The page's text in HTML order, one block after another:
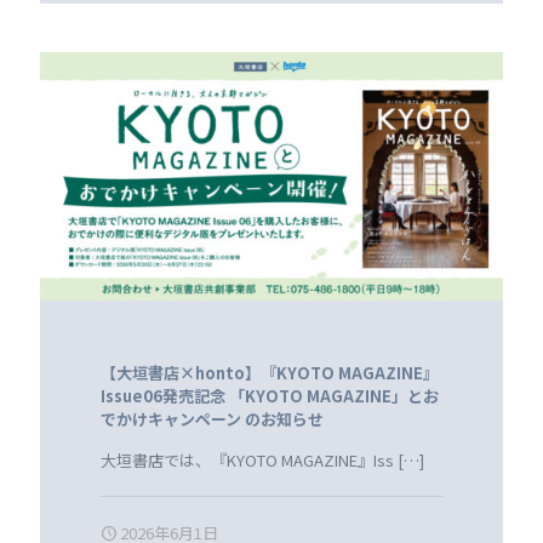
【大垣書店×honto】『KYOTO MAGAZINE』
Issue06発売記念 「KYOTO MAGAZINE」とお
でかけキャンペーン のお知らせ
大垣書店では、『KYOTO MAGAZINE』Iss […]
2026年6月1日